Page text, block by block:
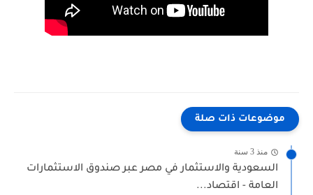
موضوعات ذات صلة
منذ 3 سنة
السعودية والاستثمار في مصر عبر صندوق الاستثمارات
العامة - اقتصاد...